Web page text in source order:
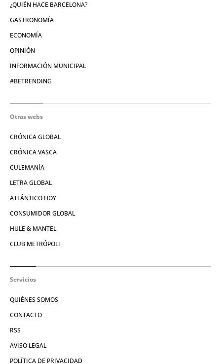
¿QUIÉN HACE BARCELONA?
GASTRONOMÍA
ECONOMÍA
OPINIÓN
INFORMACIÓN MUNICIPAL
#BETRENDING
Otras webs
CRÓNICA GLOBAL
CRÓNICA VASCA
CULEMANÍA
LETRA GLOBAL
ATLÁNTICO HOY
CONSUMIDOR GLOBAL
HULE & MANTEL
CLUB METRÓPOLI
Servicios
QUIÉNES SOMOS
CONTACTO
RSS
AVISO LEGAL
POLÍTICA DE PRIVACIDAD